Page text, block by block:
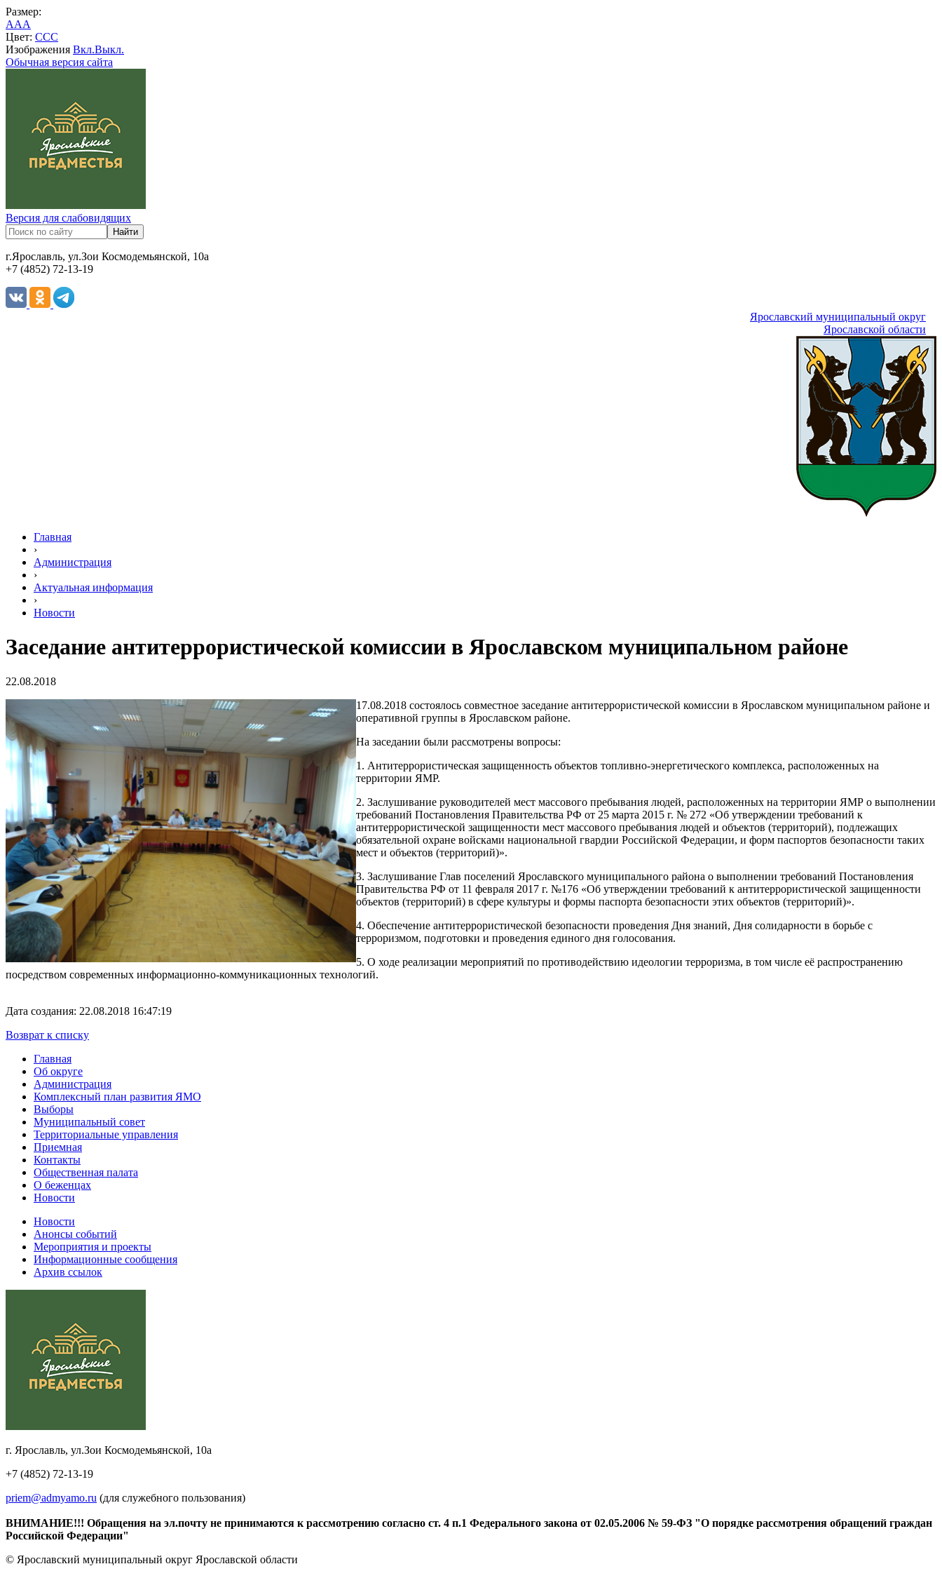
Размер:
AAA
Цвет: CCC
Изображения Вкл.Выкл.
Обычная версия сайта
Версия для слабовидящих
г.Ярославль, ул.Зои Космодемьянской, 10а
+7 (4852) 72-13-19
Ярославский муниципальный округ
Ярославской области
Главная
›
Администрация
›
Актуальная информация
›
Новости
Заседание антитеррористической комиссии в Ярославском муниципальном районе
22.08.2018
17.08.2018 состоялось совместное заседание антитеррористической комиссии в Ярославском муниципальном районе и
оперативной группы в Ярославском районе.
На заседании были рассмотрены вопросы:
1. Антитеррористическая защищенность объектов топливно-энергетического комплекса, расположенных на
территории ЯМР.
2. Заслушивание руководителей мест массового пребывания людей, расположенных на территории ЯМР о выполнении
требований Постановления Правительства РФ от 25 марта 2015 г. № 272 «Об утверждении требований к
антитеррористической защищенности мест массового пребывания людей и объектов (территорий), подлежащих
обязательной охране войсками национальной гвардии Российской Федерации, и форм паспортов безопасности таких
мест и объектов (территорий)».
3. Заслушивание Глав поселений Ярославского муниципального района о выполнении требований Постановления
Правительства РФ от 11 февраля 2017 г. №176 «Об утверждении требований к антитеррористической защищенности
объектов (территорий) в сфере культуры и формы паспорта безопасности этих объектов (территорий)».
4. Обеспечение антитеррористической безопасности проведения Дня знаний, Дня солидарности в борьбе с
терроризмом, подготовки и проведения единого дня голосования.
5. О ходе реализации мероприятий по противодействию идеологии терроризма, в том числе её распространению
посредством современных информационно-коммуникационных технологий.
Дата создания: 22.08.2018 16:47:19
Возврат к списку
Главная
Об округе
Администрация
Комплексный план развития ЯМО
Выборы
Муниципальный совет
Территориальные управления
Приемная
Контакты
Общественная палата
О беженцах
Новости
Новости
Анонсы событий
Мероприятия и проекты
Информационные сообщения
Архив ссылок
г. Ярославль, ул.Зои Космодемьянской, 10а
+7 (4852) 72-13-19
priem@admyamo.ru (для служебного пользования)
ВНИМАНИЕ!!! Обращения на эл.почту не принимаются к рассмотрению согласно ст. 4 п.1 Федерального закона от 02.05.2006 № 59-ФЗ "О порядке рассмотрения обращений граждан
Российской Федерации"
© Ярославский муниципальный округ Ярославской области